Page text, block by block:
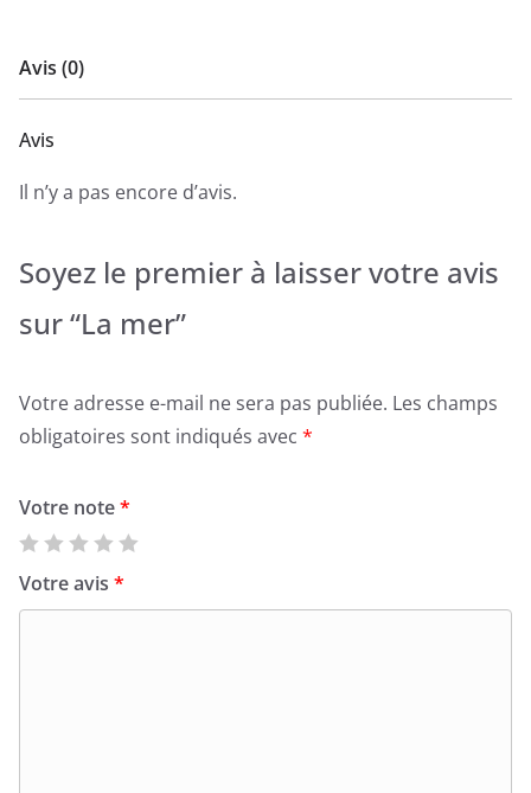
Avis (0)
Avis
Il n’y a pas encore d’avis.
Soyez le premier à laisser votre avis
sur “La mer”
Votre adresse e-mail ne sera pas publiée. Les champs
obligatoires sont indiqués avec *
Votre note*
Votre avis *